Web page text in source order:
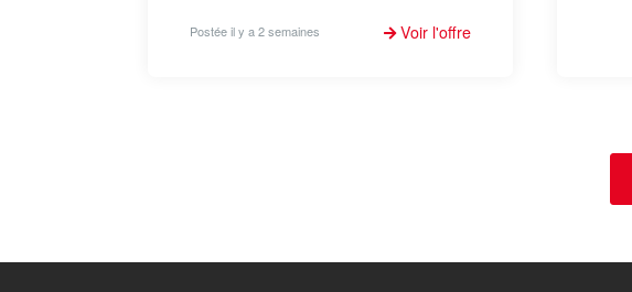
Postée il y a 2 semaines Voir l'offre